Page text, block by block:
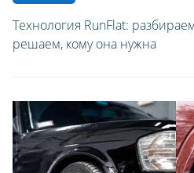
Технология RunFlat:
решаем, кому она нужна